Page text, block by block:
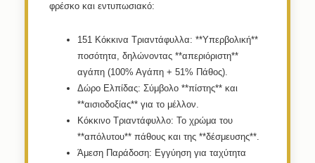
φρέσκο και εντυπωσιακό:
151 Κόκκινα Τριαντάφυλλα: **Υπερβολική**
ποσότητα, δηλώνοντας **απεριόριστη**
αγάπη (100% Αγάπη + 51% Πάθος).
Δώρο Ελπίδας: Σύμβολο **πίστης** και
**αισιοδοξίας** για το μέλλον.
Κόκκινο Τριαντάφυλλο: Το χρώμα του
**απόλυτου** πάθους και της **δέσμευσης**.
Άμεση Παράδοση: Εγγύηση για ταχύτητα